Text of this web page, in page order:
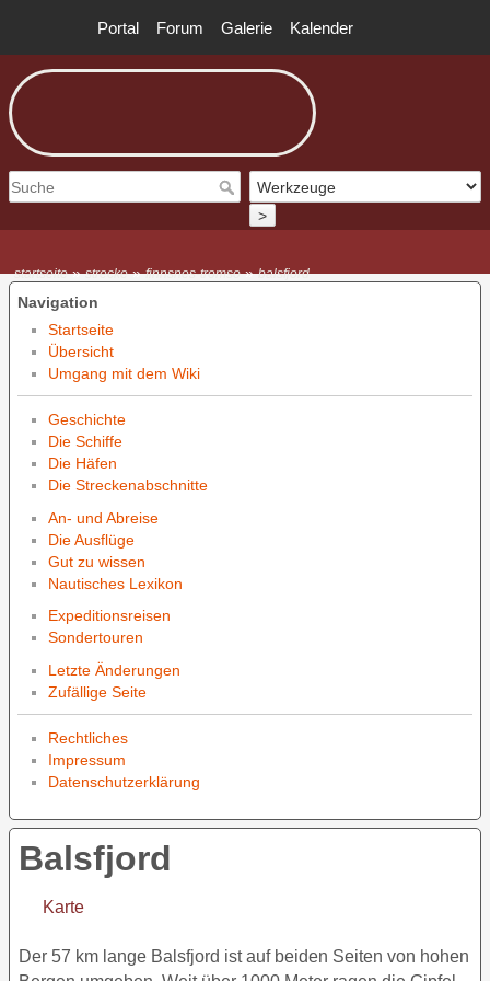
>
startseite»strecke»finnsnes-tromso»balsfjord
Navigation
Startseite
Übersicht
Umgang mit dem Wiki
Geschichte
Die Schiffe
Die Häfen
Die Streckenabschnitte
An- und Abreise
Die Ausflüge
Gut zu wissen
Nautisches Lexikon
Expeditionsreisen
Sondertouren
Letzte Änderungen
Zufällige Seite
Rechtliches
Impressum
Datenschutzerklärung
Balsfjord
Karte
Der 57 km lange Balsfjord ist auf beiden Seiten von hohen
Portal Forum Galerie Kalender